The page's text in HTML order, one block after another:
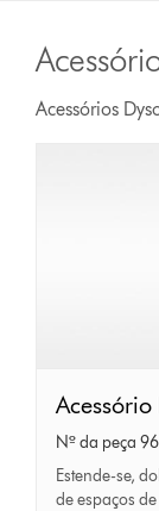
Acessórios
Acessório
Reach
Under
Nº da peça
Estende-se,
de espaços